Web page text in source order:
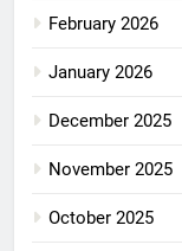
February 2026
January 2026
December 2025
November 2025
October 2025